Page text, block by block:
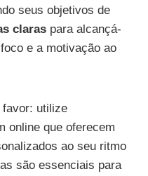
seus objetivos de
claras para alcançá-
e a motivação ao
favor: utilize
online que oferecem
ao seu ritmo
são essenciais para